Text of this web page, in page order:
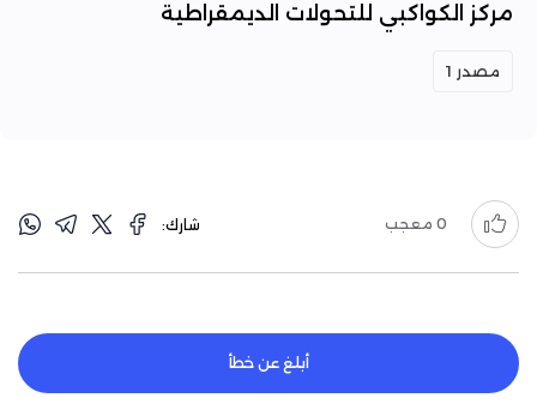
مركز الكواكبي للتحولات الديمقراطية
مصدر 1
0 معجب شارك:
أبلغ عن خطأ